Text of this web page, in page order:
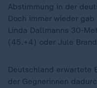
Abstimmung in der
Doch immer wieder
Linda Dallmanns 30-
(45.+4) oder Jule
Deutschland erwartete
der Gegnerinnen